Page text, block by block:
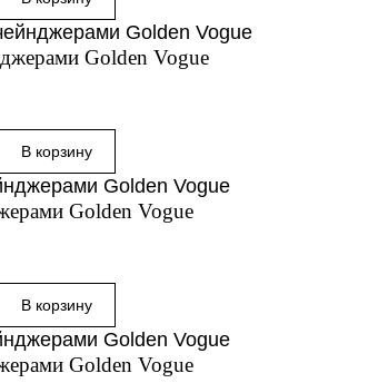
Golden Vogue
Golden Vogue
Golden Vogue